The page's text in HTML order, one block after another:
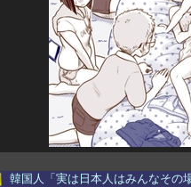
韓国人「実は日本人はみんなその